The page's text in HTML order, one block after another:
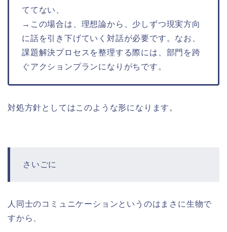
ててない、
→この場合は、理想論から、少しずつ現実方向
に話を引き下げていく対話が必要です。なお、
課題解決プロセスを整理する際には、部門を跨
ぐアクションプランになりがちです。
対処方針としてはこのような形になります。
さいごに
人同士のコミュニケーションというのはまさに生物で
すから、